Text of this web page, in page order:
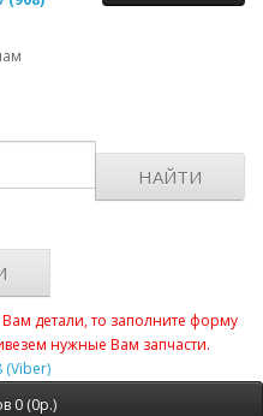
НАЙТИ
детали, то заполните форму
нужные Вам запчасти.
0 (0р.)